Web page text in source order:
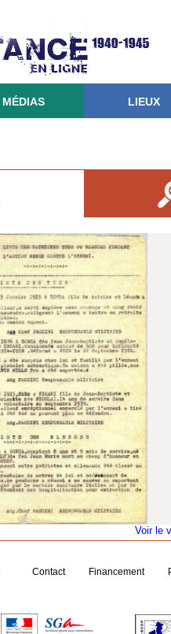
MÉDIAS LIEUX
Voir le
Contact Financement